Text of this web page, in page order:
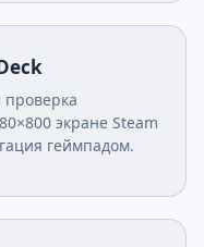
проверка
экране Steam
геймпадом.